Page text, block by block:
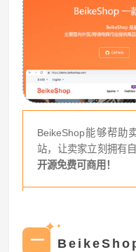
BeikeShop能够帮助
站，让卖家立刻拥有
开源免费可商用！
✦ ✦
一